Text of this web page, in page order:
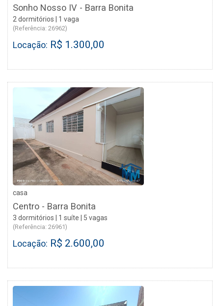
Sonho Nosso IV - Barra Bonita
2 dormitórios | 1 vaga
(Referência: 26962)
Locação: R$ 1.300,00
casa
Centro - Barra Bonita
3 dormitórios | 1 suíte | 5 vagas
(Referência: 26961)
Locação: R$ 2.600,00